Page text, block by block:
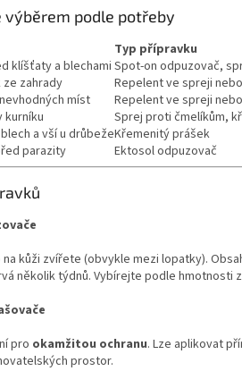
výběrem podle potřeby
Typ přípravku
klíšťaty a blechamiSpot-on odpuzovač,
zahrady
Repelent ve spreji
míst
Repelent ve spreji
kurníku
Sprej proti čmelíkům,
a vší u drůbežeKřemenitý prášek
parazity
Ektosol odpuzovač
kůži zvířete (obvykle mezi lopatky).
několik týdnů. Vybírejte podle hmotnosti
pro okamžitou ochranu. Lze aplikovat
prostor.